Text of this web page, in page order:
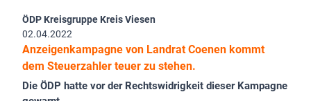
ÖDP Kreisgruppe Kreis Viesen
02.04.2022
Anzeigenkampagne von Landrat Coenen kommt
dem Steuerzahler teuer zu stehen.
Die ÖDP hatte vor der Rechtswidrigkeit dieser Kampagne